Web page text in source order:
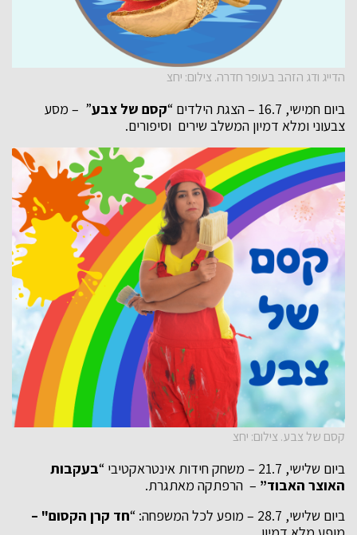
הדייג ודג הזהב בעופר חדרה. צילום: יחצ
ביום חמישי, 16.7 – הצגת הילדים “ קסם של צבע” – מסע
צבעוני ומלא דמיון המשלב שירים וסיפורים.
קסם של צבע. צילום: יחצ
ביום שלישי, 21.7 – משחק חידות אינטראקטיבי “
בעקבות
האוצר האבוד” – הרפתקה מאתגרת.
ביום שלישי, 28.7 – מופע לכל המשפחה: “
חד קרן הקסום" –